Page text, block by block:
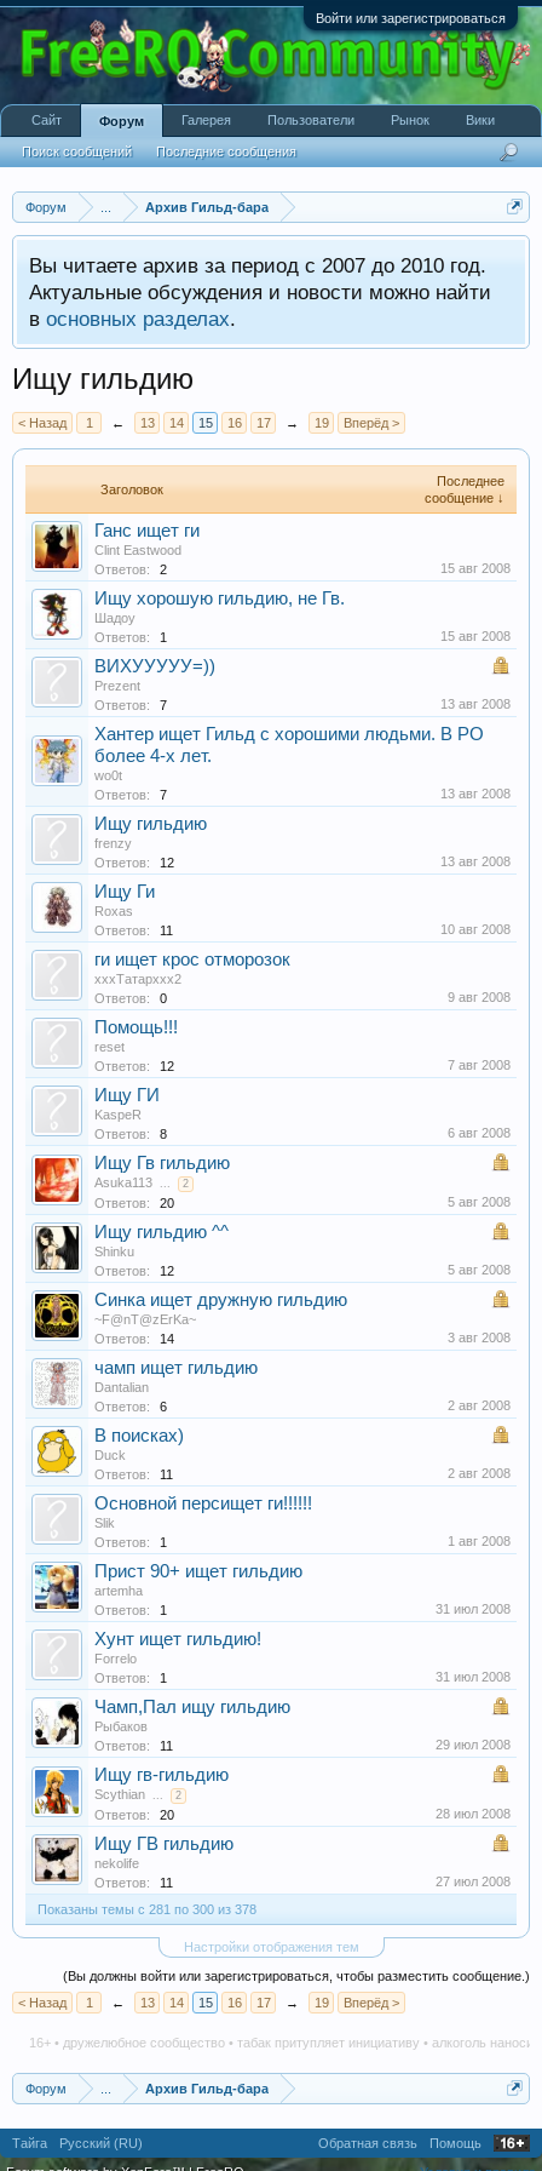
Войти или зарегистрироваться
Форум Архив Гильд-бара
Вы читаете архив за период с 2007 до 2010 год.
Актуальные обсуждения и новости можно найти
в основных разделах.
Ищу гильдию
< Назад 1 ← 13 14 15 16 17 → 19 Вперёд >
Заголовок
Последнее
сообщение ↓
Ганс ищет ги
Clint Eastwood
Ответов:
2 15 авг 2008
Ищу хорошую гильдию, не Гв.
Шадоу
Ответов:
1 15 авг 2008
ВИХУУУУУ=))
Prezent
Ответов:
7 13 авг 2008
Хантер ищет Гильд с хорошими людьми. В РО
более 4-х лет.
wo0t
Ответов:
7 13 авг 2008
Ищу гильдию
frenzy
Ответов:
12 13 авг 2008
Ищу Ги
Roxas
Ответов:
11 10 авг 2008
ги ищет крос отморозок
хххТатарххх2
Ответов:
0 9 авг 2008
Помощь!!!
reset
Ответов:
12 7 авг 2008
Ищу ГИ
KaspeR
Ответов:
8 6 авг 2008
Ищу Гв гильдию
Asuka113 ... 2
Ответов: 20 5 авг 2008
Ищу гильдию ^^
Shinku
Ответов:
12 5 авг 2008
Синка ищет дружную гильдию
~F@nT@zErKa~
Ответов:
14 3 авг 2008
чамп ищет гильдию
Dantalian
Ответов:
6 2 авг 2008
В поисках)
Duck
Ответов:
11 2 авг 2008
Основной персищет ги!!!!!!
Slik
Ответов:
1 1 авг 2008
Прист 90+ ищет гильдию
artemha
Ответов:
1 31 июл 2008
Хунт ищет гильдию!
Forrelo
Ответов:
1 31 июл 2008
Чамп,Пал ищу гильдию
Рыбаков
Ответов:
11 29 июл 2008
Ищу гв-гильдию
Scythian ... 2
Ответов: 20 28 июл 2008
Ищу ГВ гильдию
nekolife
Ответов:
11
27 июл 2008
Показаны темы с 281 по 300 из 378
Настройки отображения тем
(Вы должны войти или зарегистрироваться, чтобы разместить сообщение.)
< Назад
1 ← 13 14 15 16 17 → 19 Вперёд >
16+ • дружелюбное сообщество • табак притупляет инициативу • алкоголь
Форум Архив Гильд-бара
Сайт Форум
Поиск сообщений Последние сообщения
Галерея Пользователи Рынок Вики
Тайга Русский (RU) Обратная связь
Помощь